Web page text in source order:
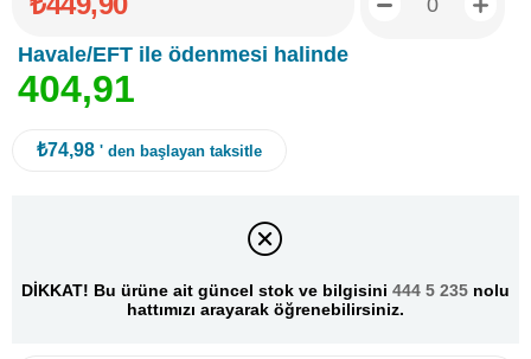
Havale/EFT ile ödenmesi halinde
404,91
₺74,98 ' den başlayan taksitle
DİKKAT! Bu ürüne ait güncel stok ve bilgisini 444 5 235 nolu
hattımızı arayarak öğrenebilirsiniz.